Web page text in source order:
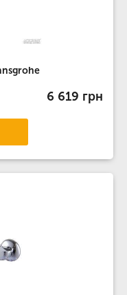
6 619 грн